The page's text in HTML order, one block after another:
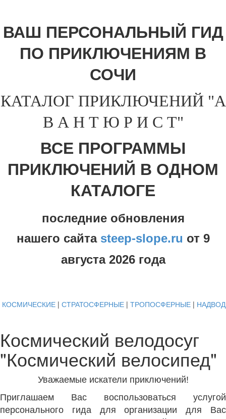
ВАШ ПЕРСОНАЛЬНЫЙ ГИД
ПО ПРИКЛЮЧЕНИЯМ В
СОЧИ
КАТАЛОГ ПРИКЛЮЧЕНИЙ "А
В А Н Т Ю Р И С Т"
ВСЕ ПРОГРАММЫ
ПРИКЛЮЧЕНИЙ В ОДНОМ
КАТАЛОГЕ
последние обновления
нашего сайта steep-slope.ru от 9
августа 2026 года
КОСМИЧЕСКИЕ | СТРАТОСФЕРНЫЕ | ТРОПОСФЕРНЫЕ |
Космический велодосуг
"Космический велосипед"
Уважаемые искатели приключений!
Приглашаем Вас воспользоваться услугой
персонального гида для организации для Вас